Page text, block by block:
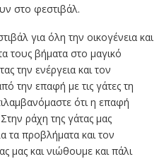
στο φεστιβάλ.
για όλη την οικογένεια και
τους βήματα στο μαγικό
την ενέργεια και τον
την επαφή με τις γάτες τη
ότι η επαφή
ράχη της γάτας μας
τα προβλήματα και τον
μας και νιώθουμε και πάλι